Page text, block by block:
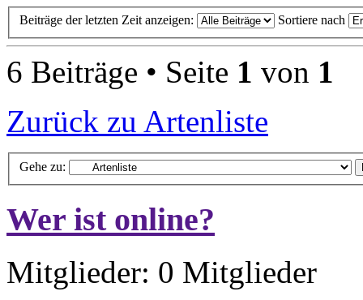
Beiträge der letzten Zeit anzeigen: Sortiere nach
6 Beiträge • Seite 1 von 1
Zurück zu Artenliste
Gehe zu:
Wer ist online?
Mitglieder: 0 Mitglieder